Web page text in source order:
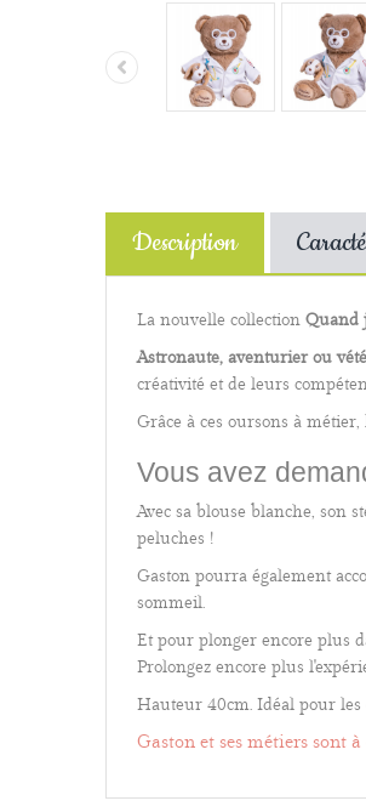
Description
La nouvelle collection Quand
Astronaute, aventurier ou
créativité et de leurs
Grâce à ces oursons à
Vous avez
Avec sa blouse blanche, son
peluches !
Gaston pourra également
sommeil.
Et pour plonger encore plus
Prolongez encore plus
Hauteur 40cm. Idéal pour les
Gaston et ses métiers sont